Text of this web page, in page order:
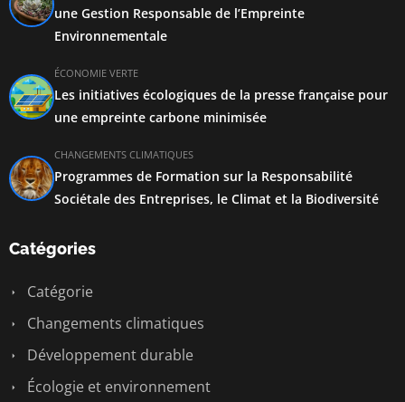
une Gestion Responsable de l’Empreinte
Environnementale
ÉCONOMIE VERTE
Les initiatives écologiques de la presse française pour
une empreinte carbone minimisée
CHANGEMENTS CLIMATIQUES
Programmes de Formation sur la Responsabilité
Sociétale des Entreprises, le Climat et la Biodiversité
Catégories
Catégorie
Changements climatiques
Développement durable
Écologie et environnement